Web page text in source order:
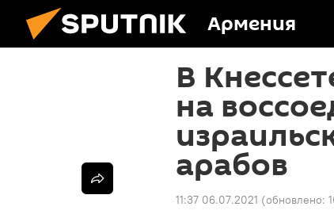
Армения
В
на
арабов
11:37 06.07.2021 (обновлено: